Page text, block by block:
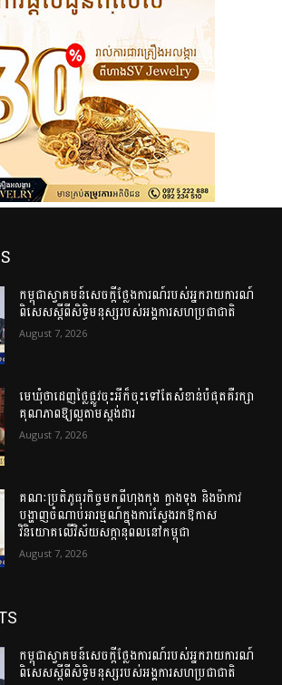
កម្ពុជាស្វាគមន៍សេចក្តីថ្លែងការណ៍របស់អ្នករាយការណ៍
ពិសេសស្តីពីសិទ្ធិមនុស្សរបស់អង្គការសហប្រជាជាតិ
August 7, 2026
មេឃុំថាដេញថ្លៃផ្លូវចុះអីក៏ចុះទៅតែសំខាន់បំផុតគឺរក្សា
គុណភាពឱ្យល្អតាមស្តង់ដារ
August 7, 2026
គណៈប្រតិភូធុរកិច្ចមកពីហុងកុង ក្វាងទុង និងម៉ាកាវ
បង្ហាញចំណាប់អារម្មណ៍ក្នុងការស្វែងរកឱកាស
វិនិយោគលើវិស័យសក្តានុពលនៅកម្ពុជា
August 7, 2026
កម្ពុជាស្វាគមន៍សេចក្តីថ្លែងការណ៍របស់អ្នករាយការណ៍
ពិសេសស្តីពីសិទ្ធិមនុស្សរបស់អង្គការសហប្រជាជាតិ